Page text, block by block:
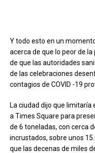
Y todo esto en un
acerca de que lo peor de
de que las autoridades
de las celebraciones
contagios de COVID -19
La ciudad dijo que limitaría
a Times Square para
de 6 toneladas, con cerca
incrustados, sobre unos
que las decenas de miles